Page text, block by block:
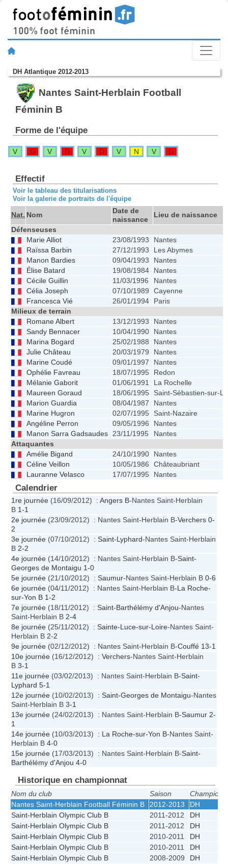
DH Atlantique 2012-2013
Nantes Saint-Herblain Football
Féminin B
Forme de l'équipe
V D V D V D V N V D
Effectif
Voir le tableau des titularisations
Voir la galerie de portraits de l'équipe
Nat. Nom
Date de
naissance
Lieu de naissance
Défenseuses
Marie Alliot
23/08/1993
Nantes
Raïssa Barbin
27/12/1993
Les Abymes
Manon Bardies
09/04/1993
Nantes
Élise Batard
19/08/1984
Nantes
Cécile Guillin
11/03/1996
Nantes
Célia Joseph
07/10/1989
Cayenne
Francesca Vié
26/01/1994
Paris
Milieux de terrain
Romane Albert
13/12/1993
Nantes
Sandy Bennacer
10/04/1990
Nantes
Marina Bogard
25/02/1988
Nantes
Julie Château
20/03/1979
Nantes
Marine Coudé
09/01/1997
Nantes
Ophélie Favreau
18/07/1995
Redon
Mélanie Gaborit
01/06/1991
La Rochelle
Maureen Goraud
18/06/1995
Saint-Sébastien-sur-
Marion Guardia
08/04/1987
Nantes
Marine Hugron
02/07/1995
Saint-Nazaire
Angéline Perron
09/05/1996
Nantes
Manon Sarra Gadsaudes 23/11/1995
Nantes
Attaquantes
Amélie Bigand
24/10/1990
Nantes
Céline Veillon
10/05/1986
Châteaubriant
Lauranne Velasco
17/07/1995 Nantes
Calendrier
1re journée (16/09/2012) : Angers B-Nantes Saint-Herblain
B 1-1
2e journée (23/09/2012) : Nantes Saint-Herblain B-Verchers 0-
2
3e journée (07/10/2012) : Saint-Lyphard-Nantes Saint-Herblain
B 2-2
4e journée (14/10/2012) : Nantes Saint-Herblain B-Saint-
Georges de Montaigu 1-0
5e journée (21/10/2012) : Saumur-Nantes Saint-Herblain B 0-6
6e journée (04/11/2012) : Nantes Saint-Herblain B-La Roche-
sur-Yon B 1-2
7e journée (18/11/2012) : Saint-Barthélémy d'Anjou-Nantes
Saint-Herblain B 2-4
8e journée (25/11/2012) : Sainte-Luce-sur-Loire-Nantes Saint-
Herblain B 2-2
9e journée (02/12/2012) : Nantes Saint-Herblain B-Couffé 13-1
10e journée (16/12/2012) : Verchers-Nantes Saint-Herblain
B 3-1
11e journée (03/02/2013) : Nantes Saint-Herblain B-Saint-
Lyphard 5-1
12e journée (10/02/2013) : Saint-Georges de Montaigu-Nantes
Saint-Herblain B 3-1
13e journée (24/02/2013) : Nantes Saint-Herblain B-Saumur 2-
1
14e journée (10/03/2013) : La Roche-sur-Yon B-Nantes Saint-
Herblain B 4-0
15e journée (17/03/2013) : Nantes Saint-Herblain B-Saint-
Barthélémy d'Anjou 4-0
Historique en championnat
Nom du club Saison
Nantes Saint-Herblain Football Féminin B
2012-2013
DH
Saint-Herblain Olympic Club B
2011-2012
DH
Saint-Herblain Olympic Club B
2011-2012
DH
Saint-Herblain Olympic Club B
2010-2011
DH
Saint-Herblain Olympic Club B
2010-2011
DH
Saint-Herblain Olympic Club B
2008-2009
DH